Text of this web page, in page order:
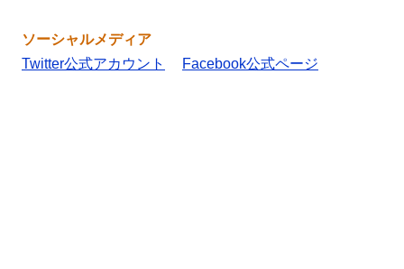
ソーシャルメディア
Twitter公式アカウント
Facebook公式ページ